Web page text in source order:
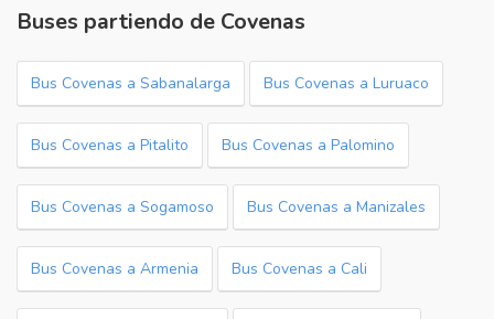
Buses partiendo de Covenas
Bus Covenas a Sabanalarga Bus Covenas a Luruaco
Bus Covenas a Pitalito Bus Covenas a Palomino
Bus Covenas a Sogamoso Bus Covenas a Manizales
Bus Covenas a Armenia Bus Covenas a Cali